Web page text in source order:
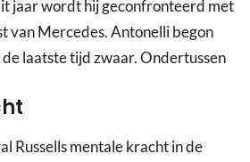
jaar wordt hij geconfronteerd met
van Mercedes. Antonelli begon
laatste tijd zwaar. Ondertussen
Russells mentale kracht in de